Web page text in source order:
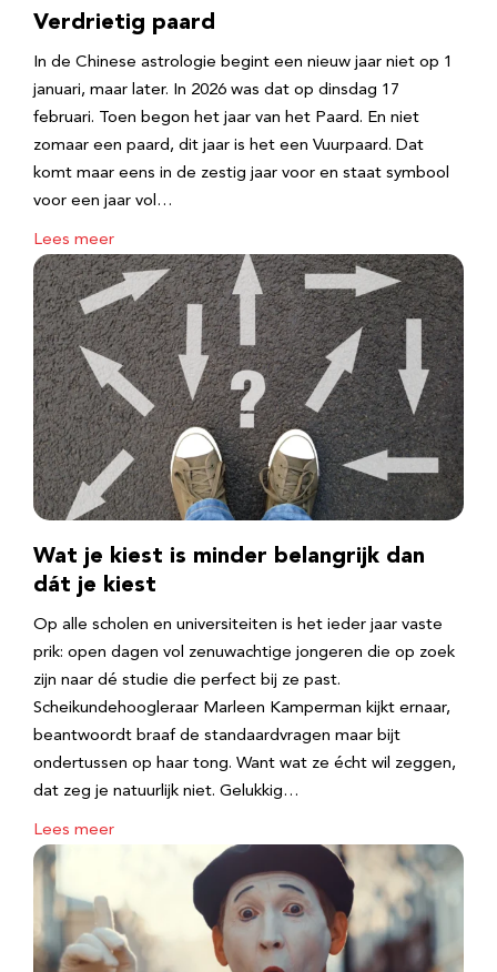
Verdrietig paard
In de Chinese astrologie begint een nieuw jaar niet op 1
januari, maar later. In 2026 was dat op dinsdag 17
februari. Toen begon het jaar van het Paard. En niet
zomaar een paard, dit jaar is het een Vuurpaard. Dat
komt maar eens in de zestig jaar voor en staat symbool
voor een jaar vol…
Lees meer
Wat je kiest is minder belangrijk dan
dát je kiest
Op alle scholen en universiteiten is het ieder jaar vaste
prik: open dagen vol zenuwachtige jongeren die op zoek
zijn naar dé studie die perfect bij ze past.
Scheikundehoogleraar Marleen Kamperman kijkt ernaar,
beantwoordt braaf de standaardvragen maar bijt
ondertussen op haar tong. Want wat ze écht wil zeggen,
dat zeg je natuurlijk niet. Gelukkig…
Lees meer